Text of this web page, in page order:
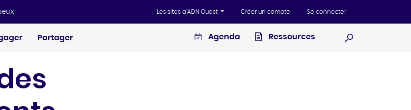
Les sites d'ADN Ouest Créer un compte Se connecter
Partager Agenda
Ressources